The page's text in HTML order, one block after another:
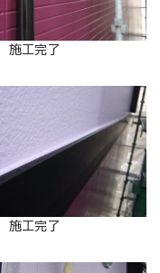
施工完了
工完了